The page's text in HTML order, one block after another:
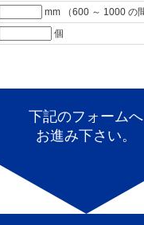
mm
（600 ～ 1000 の
個
下記のフォームへ
お進み下さい。